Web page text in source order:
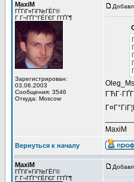
MaxiM
ГЃГіГ¤ГіГ№ГЁГ©
Г Г¬ГҐГ°ГЁГЄГ Г­ГҐГ¶
Зарегистрирован:
03.06.2003
Сообщения: 3546
Откуда: Moscow
MaxiM
Вернуться к началу
MaxiM
ГЃГіГ¤ГіГ№ГЁГ©
Г Г¬ГҐГ°ГЁГЄГ Г­ГҐГ¶